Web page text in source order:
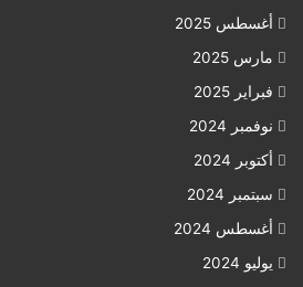
أغسطس 2025
مارس 2025
فبراير 2025
نوفمبر 2024
أكتوبر 2024
سبتمبر 2024
أغسطس 2024
يوليو 2024